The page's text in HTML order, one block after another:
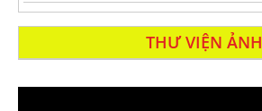
THƯ VIỆN ẢNH